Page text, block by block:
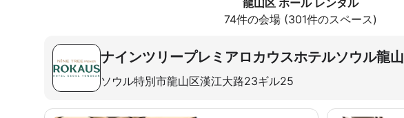
龍山区 ホール レンタル
74件の会場 (301件のスペース)
ナインツリープレミアロカウスホテルソウル龍山
ソウル特別市龍山区漢江大路23ギル25